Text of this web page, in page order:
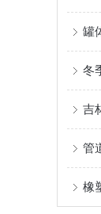
罐
冬
吉
管